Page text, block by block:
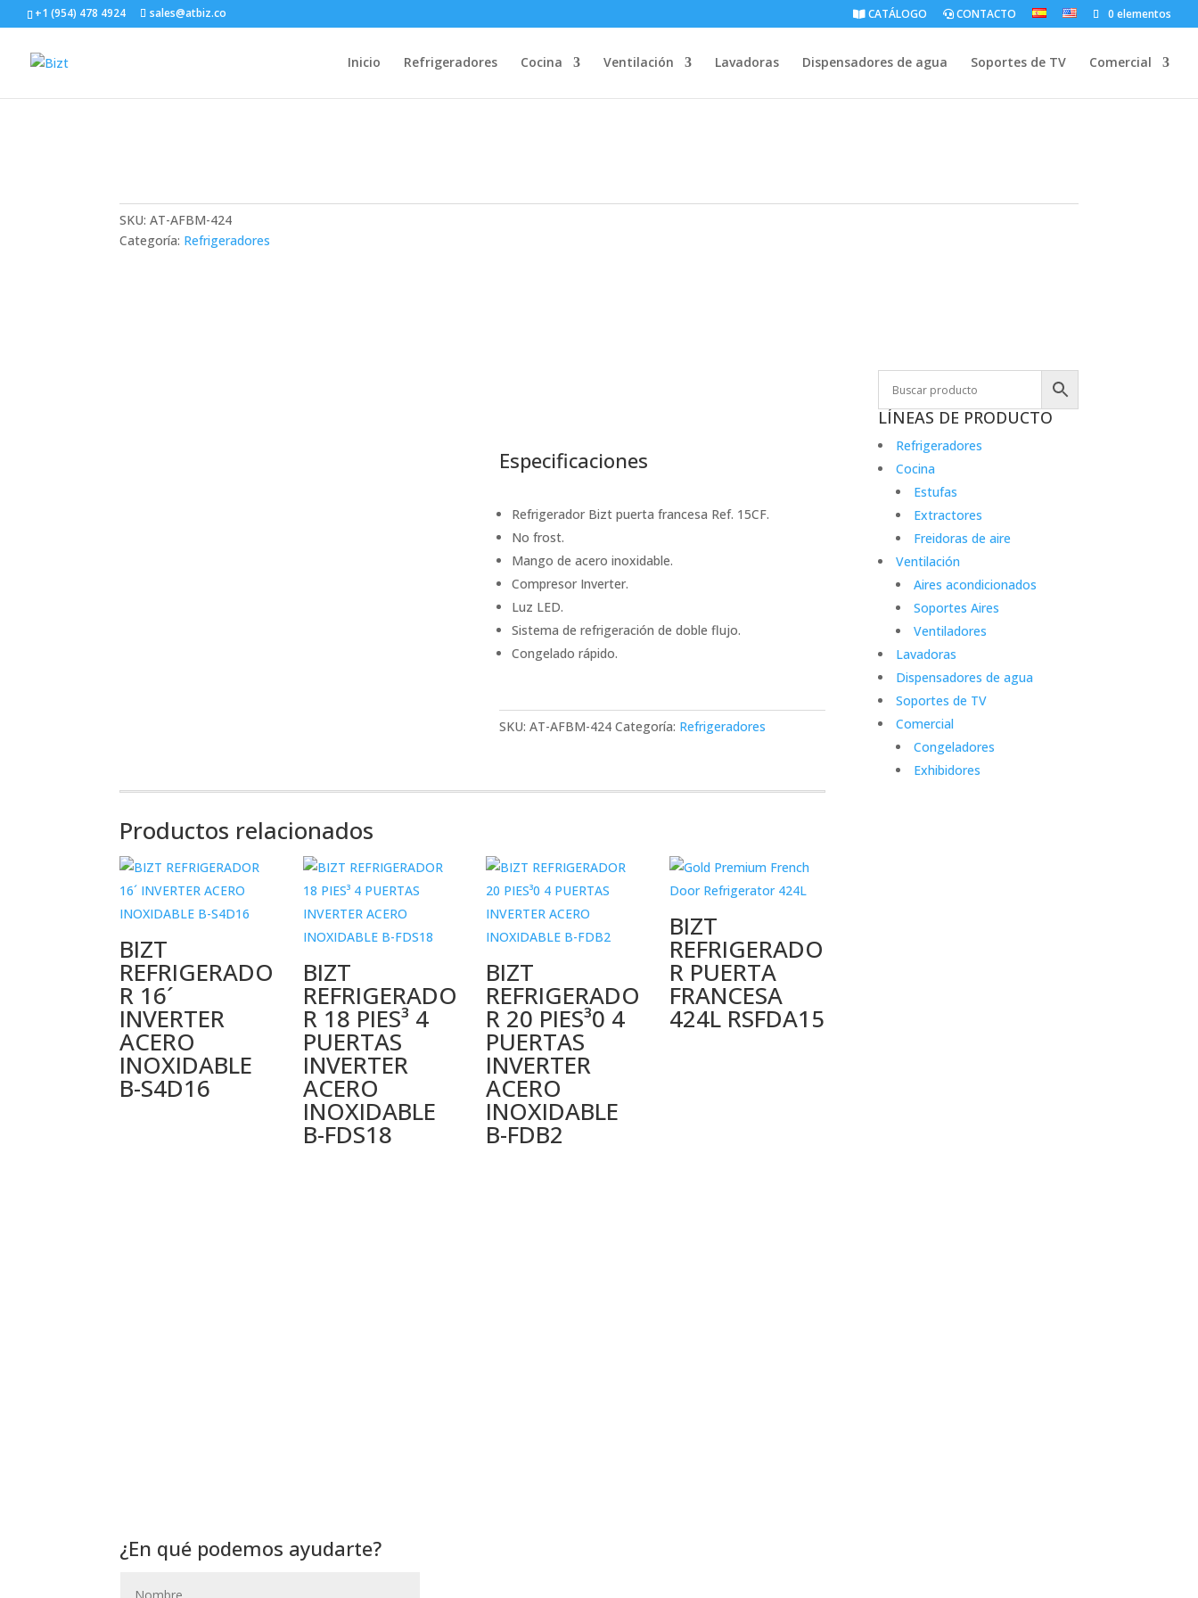
+1 (954) 478 4924 sales@atbiz.co CATÁLOGO CONTACTO 0 elementos
Inicio Refrigeradores Cocina Ventilación Lavadoras Dispensadores de agua Soportes de TV Comercial
SKU:AT-AFBM-424
Categoría: Refrigeradores
Especificaciones
Refrigerador Bizt puerta francesa Ref. 15CF.
No frost.
Mango de acero inoxidable.
Compresor Inverter.
Luz LED.
Sistema de refrigeración de doble flujo.
Congelado rápido.
SKU: AT-AFBM-424 Categoría: Refrigeradores
Productos relacionados
BIZT
REFRIGERADO
R 16´
INVERTER
ACERO
INOXIDABLE
B-S4D16
BIZT
REFRIGERADO
R 18 PIES³ 4
PUERTAS
INVERTER
ACERO
INOXIDABLE
B-FDS18
BIZT
REFRIGERADO
R 20 PIES³0 4
PUERTAS
INVERTER
ACERO
INOXIDABLE
B-FDB2
BIZT
REFRIGERADO
R PUERTA
FRANCESA
424L RSFDA15
LÍNEAS DE PRODUCTO
Refrigeradores
Cocina
Estufas
Extractores
Freidoras de aire
Ventilación
Aires acondicionados
Soportes Aires
Ventiladores
Lavadoras
Dispensadores de agua
Soportes de TV
Comercial
Congeladores
Exhibidores
¿En qué podemos ayudarte?